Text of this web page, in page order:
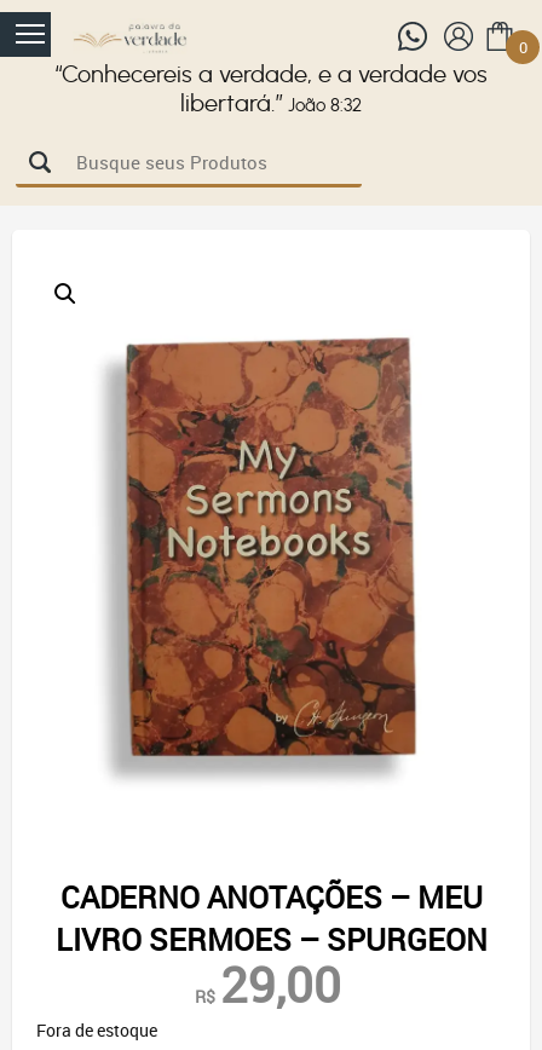
“Conhecereis a verdade, e a verdade vos
libertará.” João 8:32
0
CADERNO ANOTAÇÕES – MEU
LIVRO SERMOES – SPURGEON
R$ 29,00
Fora de estoque